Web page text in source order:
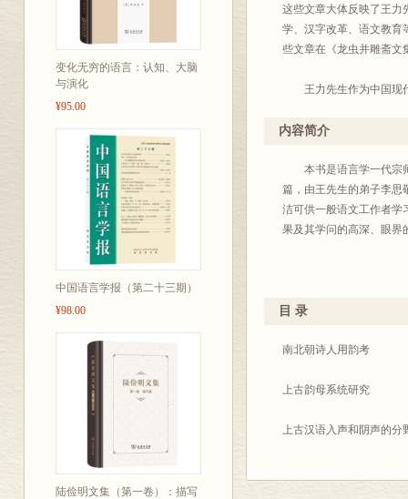
变化无穷的语言：认知、大脑
与演化
¥95.00
中国语言学报（第二十三期）
¥98.00
陆俭明文集（第一卷）：描写
这些文章大体反映了王力
学、汉字改革、语文教育
些文章在《龙虫并雕斋文
王力先生作为中国现代
中国语言科学事业的发
道古稀加十岁，还将余勇
长存后世。
内容简介
本书是语言学一代宗师
篇，由王先生的弟子李思
洁可供一般语文工作者学
果及其学问的高深、眼界
目 录
南北朝诗人用韵考
上古韵母系统研究
上古汉语入声和阴声的分